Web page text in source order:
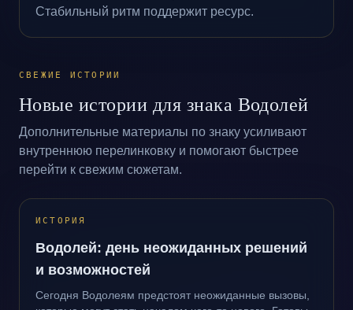
Стабильный ритм поддержит ресурс.
СВЕЖИЕ ИСТОРИИ
Новые истории для знака Водолей
Дополнительные материалы по знаку усиливают
внутреннюю перелинковку и помогают быстрее
перейти к свежим сюжетам.
ИСТОРИЯ
Водолей: день неожиданных решений
и возможностей
Сегодня Водолеям предстоят неожиданные вызовы,